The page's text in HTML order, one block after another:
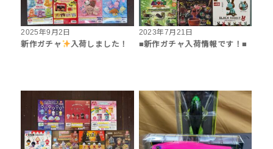
2025年9月2日
新作ガチャ
入荷しました！
2023年7月21日
■新作ガチャ入荷情報です！■